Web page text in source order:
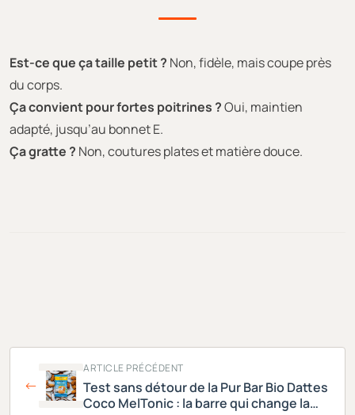
Est-ce que ça taille petit ? Non, fidèle, mais coupe près
du corps.
Ça convient pour fortes poitrines ?Oui, maintien
adapté, jusqu’au bonnet E.
Ça gratte ? Non, coutures plates et matière douce.
ARTICLE PRÉCÉDENT
Test sans détour de la Pur Bar Bio Dattes
Coco MelTonic : la barre qui change la